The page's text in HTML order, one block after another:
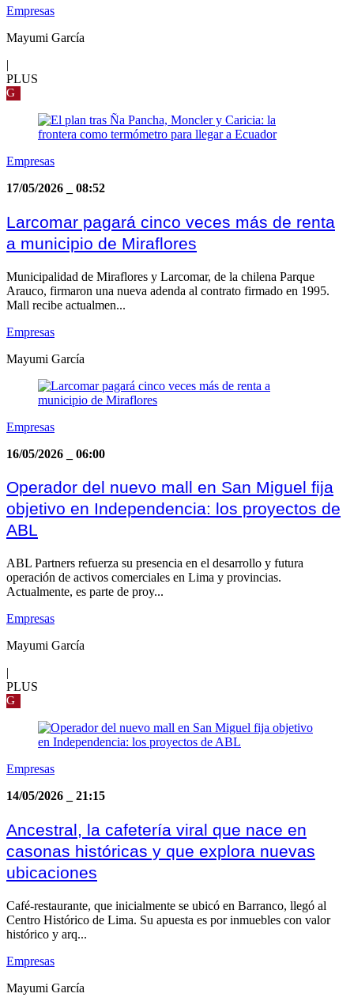
Empresas
Mayumi García
|
PLUS
G
Empresas
17/05/2026
08:52
Larcomar pagará cinco veces más de renta
a municipio de Miraflores
Municipalidad de Miraflores y Larcomar, de la chilena Parque
Arauco, firmaron una nueva adenda al contrato firmado en 1995.
Mall recibe actualmen...
Empresas
Mayumi García
Empresas
16/05/2026
06:00
Operador del nuevo mall en San Miguel fija
objetivo en Independencia: los proyectos de
ABL
ABL Partners refuerza su presencia en el desarrollo y futura
operación de activos comerciales en Lima y provincias.
Actualmente, es parte de proy...
Empresas
Mayumi García
|
PLUS
G
Empresas
14/05/2026
21:15
Ancestral, la cafetería viral que nace en
casonas históricas y que explora nuevas
ubicaciones
Café-restaurante, que inicialmente se ubicó en Barranco, llegó al
Centro Histórico de Lima. Su apuesta es por inmuebles con valor
histórico y arq...
Empresas
Mayumi García